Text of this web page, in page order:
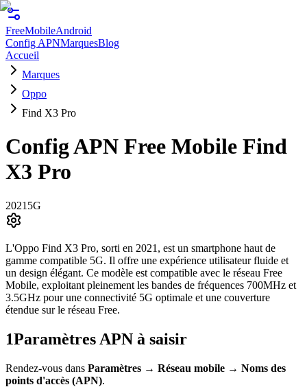
FreeMobileAndroid
Config APNMarquesBlog
Accueil
Marques
Oppo
Find X3 Pro
Config APN Free Mobile Find
X3 Pro
2021 5G
L'Oppo Find X3 Pro, sorti en 2021, est un smartphone haut de
gamme compatible 5G. Il offre une expérience utilisateur fluide et
un design élégant. Ce modèle est compatible avec le réseau Free
Mobile, exploitant pleinement les bandes de fréquences 700MHz et
3.5GHz pour une connectivité 5G optimale et une couverture
étendue sur le réseau Free.
1Paramètres APN à saisir
Rendez-vous dans Paramètres → Réseau mobile → Noms des
points d'accès (APN).